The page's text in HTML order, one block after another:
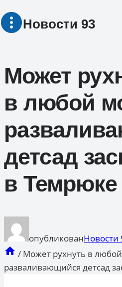
Перейти
Новости 93
Может
в любой
детсад
в Темрюке
опубликованНовости
/ Может рухнуть в
разваливающийся детсад